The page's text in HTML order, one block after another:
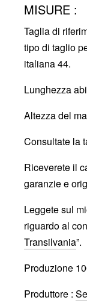
MISURE :
Taglia di
tipo di taglio
italiana 44.
Lunghezza
Altezza del
Consultate la
Riceverete il
garanzie e
Leggete sul
riguardo al
Transilvania”.
Produzione
Produttore :